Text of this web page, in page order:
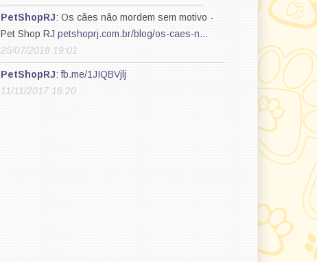
PetShopRJ: Os cães não mordem sem motivo -
Pet Shop RJpetshoprj.com.br/blog/os-caes-n…
25/07/2018 19:01
PetShopRJ:fb.me/1JIQBVjlj
11/11/2017 16:20